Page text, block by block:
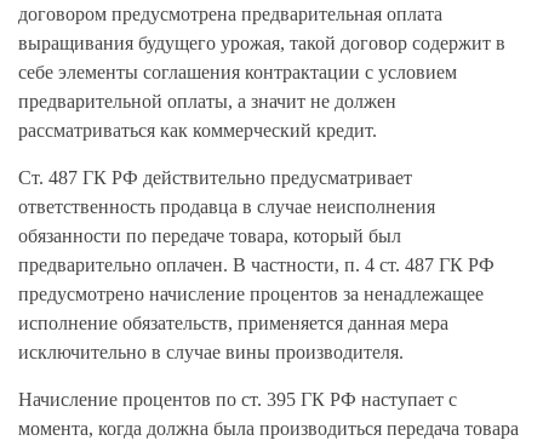
договором предусмотрена предварительная оплата
выращивания будущего урожая, такой договор содержит в
себе элементы соглашения контрактации с условием
предварительной оплаты, а значит не должен
рассматриваться как коммерческий кредит.
Ст. 487 ГК РФ действительно предусматривает
ответственность продавца в случае неисполнения
обязанности по передаче товара, который был
предварительно оплачен. В частности, п. 4 ст. 487 ГК РФ
предусмотрено начисление процентов за ненадлежащее
исполнение обязательств, применяется данная мера
исключительно в случае вины производителя.
Начисление процентов по ст. 395 ГК РФ наступает с
момента, когда должна была производиться передача товара